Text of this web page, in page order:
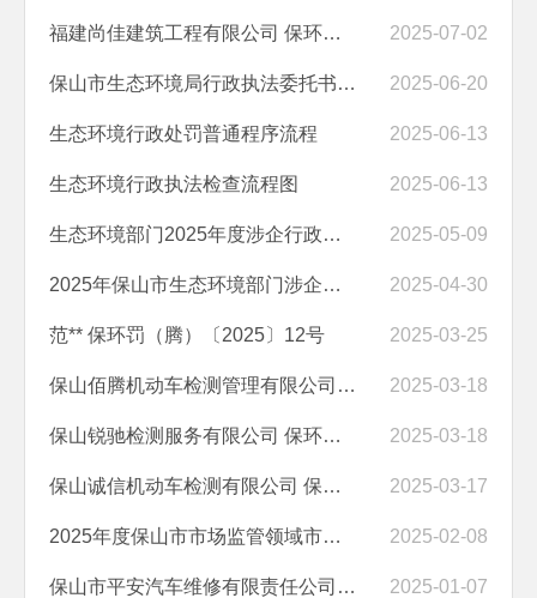
福建尚佳建筑工程有限公司 保环罚（隆）〔2025〕8号 2025-07-02
保山市生态环境局行政执法委托书（保山市生态环境技术服务和应急处置中心） 2025-06-20
生态环境行政处罚普通程序流程 2025-06-13
生态环境行政执法检查流程图 2025-06-13
生态环境部门2025年度涉企行政检查计划表 2025-05-09
2025年保山市生态环境部门涉企行政检查事项清单 2025-04-30
范** 保环罚（腾）〔2025〕12号 2025-03-25
保山佰腾机动车检测管理有限公司 保环罚（隆）〔2025〕1号 2025-03-18
保山锐驰检测服务有限公司 保环罚（隆）〔2025〕3号 2025-03-18
保山诚信机动车检测有限公司 保环罚（隆）〔2025〕5号 2025-03-17
2025年度保山市市场监管领域市级部门“双随机、一公开”抽查工作计划 2025-02-08
保山市平安汽车维修有限责任公司隆阳分公司 保环罚〔2025〕3号 2025-01-07